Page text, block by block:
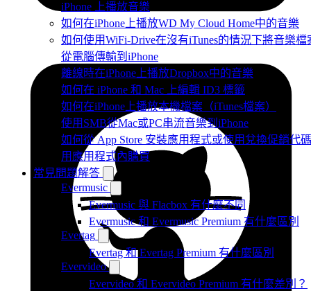
iPhone 上播放音樂
如何在iPhone上播放WD My Cloud Home中的音樂
如何使用WiFi-Drive在沒有iTunes的情況下將音樂檔
從電腦傳輸到iPhone
離線時在iPhone上播放Dropbox中的音樂
如何在 iPhone 和 Mac 上編輯 ID3 標籤
如何在iPhone上播放本機檔案（iTunes檔案）
使用SMB從Mac或PC串流音樂到iPhone
如何從 App Store 安裝應用程式或使用兌換促銷代
用應用程式內購買
常見問題解答
Evermusic
Evermusic 與 Flacbox 有什麼不同
Evermusic 和 Evermusic Premium 有什麼區別
Evertag
Evertag 和 Evertag Premium 有什麼區別
Evervideo
Evervideo 和 Evervideo Premium 有什麼差別？